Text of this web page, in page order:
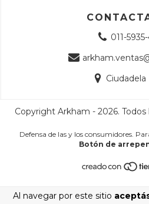
Al navegar por este sitio
011-
Ciudadela
Copyright Arkham - 2026.
Defensa de las y los consumidores.
Botón de